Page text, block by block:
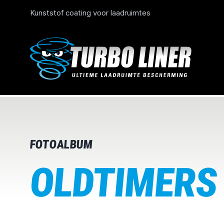
Kunststof coating voor laadruimtes
FOTOALBUM
OLDTIMERS